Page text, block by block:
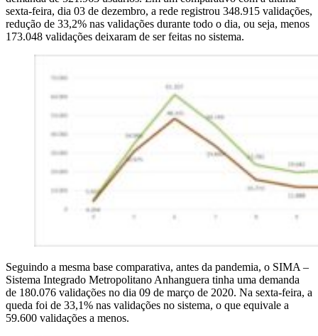
sexta-feira, dia 03 de dezembro, a rede registrou 348.915 validações,
redução de 33,2% nas validações durante todo o dia, ou seja, menos
173.048 validações deixaram de ser feitas no sistema.
Seguindo a mesma base comparativa, antes da pandemia, o SIMA –
Sistema Integrado Metropolitano Anhanguera tinha uma demanda
de 180.076 validações no dia 09 de março de 2020. Na sexta-feira, a
queda foi de 33,1% nas validações no sistema, o que equivale a
59.600 validações a menos.